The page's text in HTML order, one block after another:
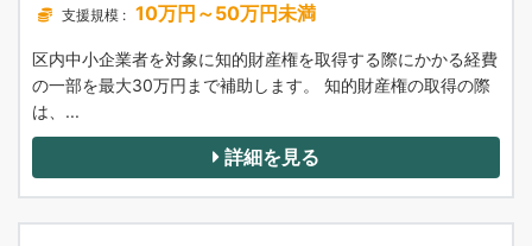
支援規模 : 10万円～50万円未満
区内中小企業者を対象に知的財産権を取得する際にかかる経費
の一部を最大30万円まで補助します。 知的財産権の取得の際
は、...
詳細を見る